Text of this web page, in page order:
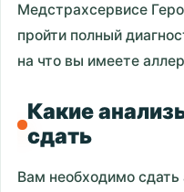
Медстрахсервисе
пройти полный
на что вы имеете
Какие
сдать
Вам необходимо